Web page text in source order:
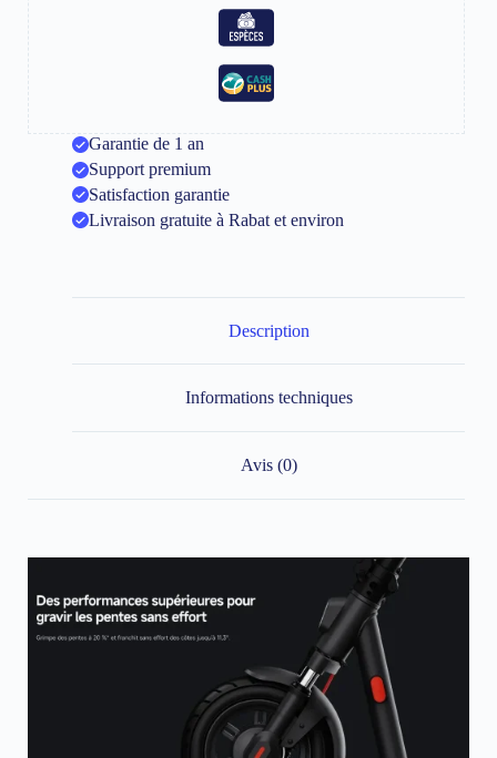
Garantie de 1 an
Support premium
Satisfaction garantie
Livraison gratuite à Rabat et environ
Description
Informations techniques
Avis (0)